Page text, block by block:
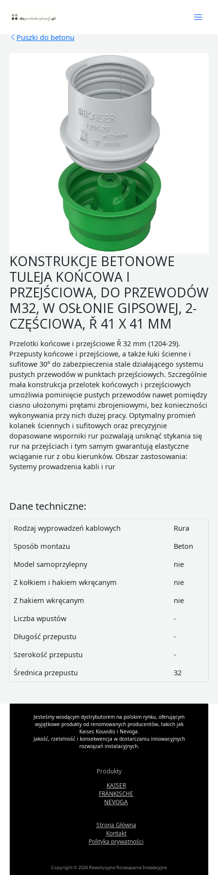
Puszki do betonu
KONSTRUKCJE BETONOWE
TULEJA KOŃCOWA I
PRZEJŚCIOWA, DO PRZEWODÓW
M32, W OSŁONIE GIPSOWEJ, 2-
CZĘŚCIOWA, Ř 41 X 41 MM
Przelotki końcowe i przejściowe Ř 32 mm (1204-29).
Przepusty końcowe i przejściowe, a także łuki ścienne i
sufitowe 30° do zabezpieczenia stale działającego systemu
pustych przewodów w punktach przejściowych. Szczególnie
mała konstrukcja przelotek końcowych i przejściowych
umożliwia pominięcie pustych przewodów nawet pomiędzy
ciasno ułożonymi prętami zbrojeniowymi, bez konieczności
wykonywania przy nich dużej pracy. Optymalny promień
kolanek ściennych i sufitowych oraz precyzyjnie
dopasowane wsporniki rur pozwalają uniknąć stykania się
rur na przejściach i tym samym gwarantują elastyczne
wciąganie rur z obu kierunków. Obszar zastosowania:
Systemy prowadzenia kabli i rur
Dane techniczne:
Rodzaj wyprowadzeń kablowych
Rura
Sposób montażu
Beton
Model samoprzylepny
nie
Z kołkiem i hakiem wkręcanym
nie
Z hakiem wkręcanym
nie
Liczba wpustów
-
Długość przepustu
-
Szerokość przepustu
-
Średnica przepustu
32
Jesteśmy wiodącym dystrybutorem na polskim rynku, oferującym
wyjątkowe produkty od renomowanych producentów, takich jak
Kaiser, Kouvidis i Nevoga.
Jakość, rzetelność i konsekwencja w dostarczaniu innowacyjnych
rozwiązań instalacyjnych.
Produkty
KAISER
FRÄNKISCHE
NEVOGA
Strona Główna
Kontakt
Polityka prywatności
Copyright © 2026 Rewolucyjne Rozwiązania Instalacyjne